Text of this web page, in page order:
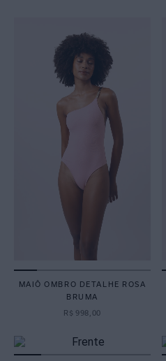
MAIÔ OMBRO DETALHE ROSA
BRUMA
R$ 998 00